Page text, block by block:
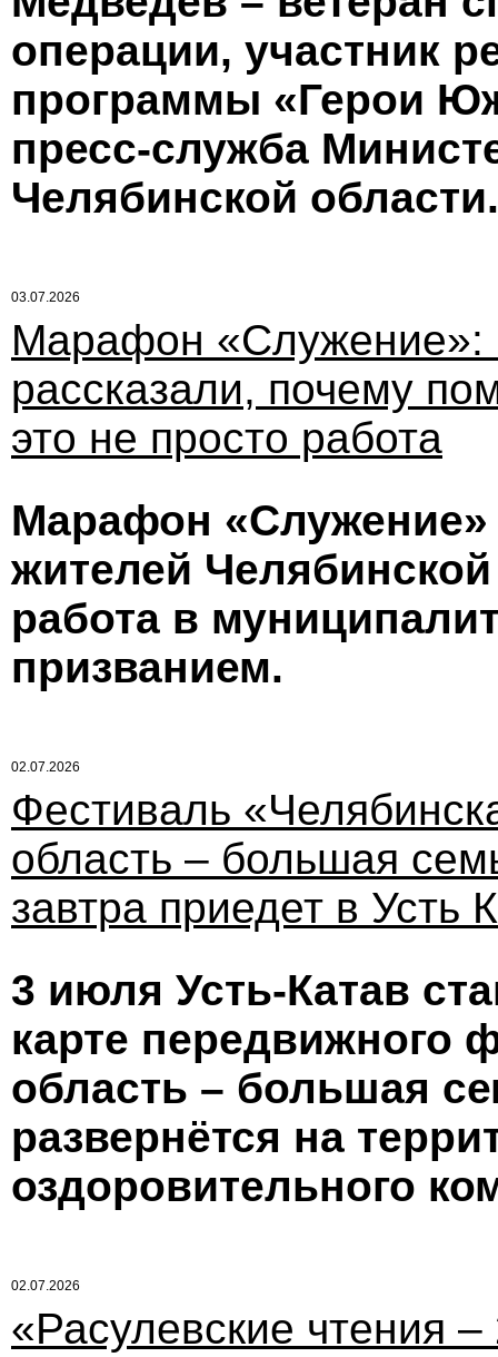
операции, участник
программы «Герои
пресс-служба
Челябинской области.
03.07.2026
Марафон «Служение»:
рассказали, почему
это не просто работа
Марафон «Служение»
жителей
работа в
призванием.
02.07.2026
Фестиваль
область – большая
завтра приедет в Усть
3 июля Усть-Катав
карте передвижного
область – большая
развернётся на
оздоровительного
02.07.2026
«Расулевские чтения